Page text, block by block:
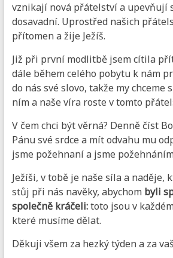
vznikají nová přátelství a upevňují
dosavadní. Uprostřed našich
přítomen a žije Ježíš.
Již při první modlitbě jsem cítila
dále během celého pobytu k nám
do nás své slovo, takže my chceme
ním a naše víra roste v tomto
V čem chci být věrná? Denně číst
Pánu své srdce a mít odvahu mu
jsme požehnaní a jsme
Ježíši, v tobě je naše síla a naděje,
stůj při nás navěky, abychom byli
společně kráčeli:toto jsou v
které musíme dělat.
Děkuji všem za hezký týden a za